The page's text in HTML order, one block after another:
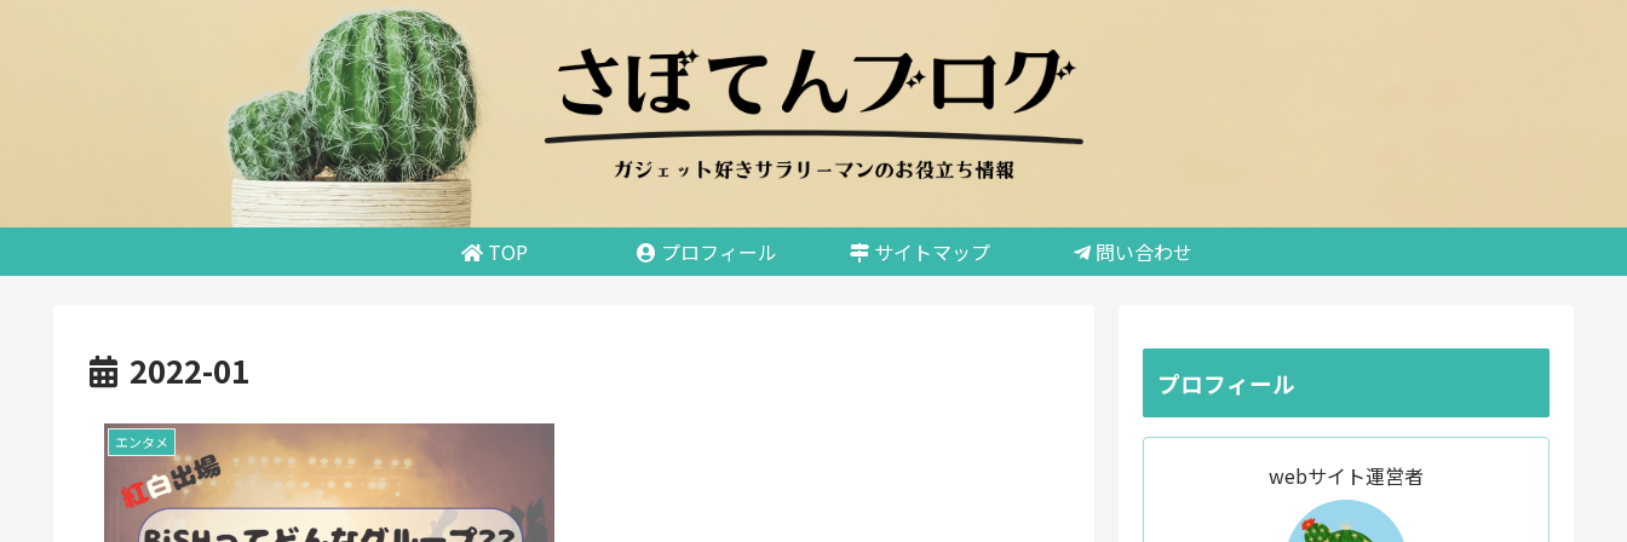
TOP プロフィール サイトマップ 問い合わせ
2022-01
エンタメ
プロフィール
webサイト運営者